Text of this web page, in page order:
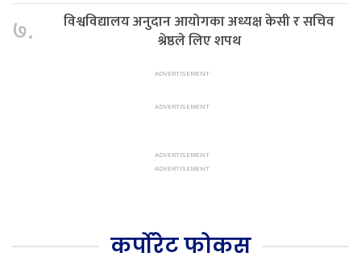
७.
विश्वविद्यालय अनुदान आयोगका अध्यक्ष केसी र सचिव
श्रेष्ठले लिए शपथ
कर्पोरेट फोकस